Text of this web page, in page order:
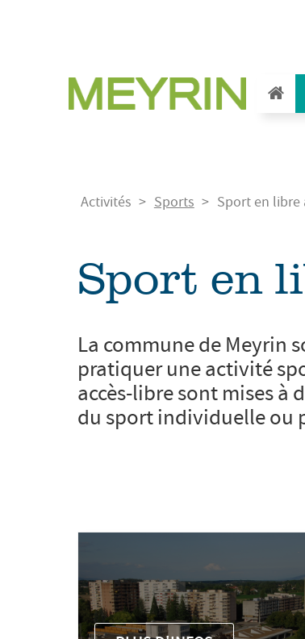
FilActivités Sports Sport en libre
Sport en
La commune de Meyrin
pratiquer une activité
accès-libre sont mises
du sport individuelle ou